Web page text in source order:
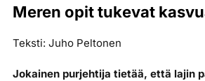
Meren opit tukevat
Teksti: Juho Peltonen
Jokainen purjehtija tietää, että lajin